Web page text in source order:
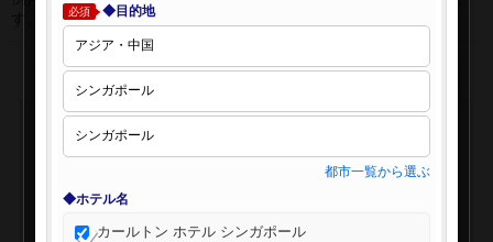
必須 ◆目的地
都市一覧から選ぶ
◆ホテル名
カールトン ホテル シンガポール